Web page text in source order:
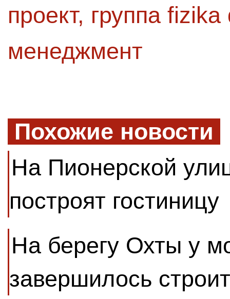
проект, группа
менеджмент
Похожие новости
На Пионерской
построят гостиницу
На берегу Охты у
завершилось